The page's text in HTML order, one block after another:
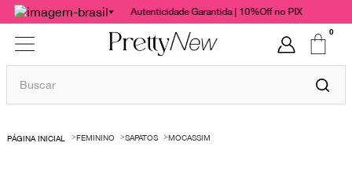
Autenticidade Garantida | 10%Off no PIX
0
Buscar
FEMININO SAPATOS MOCASSIM
1º
bolsas